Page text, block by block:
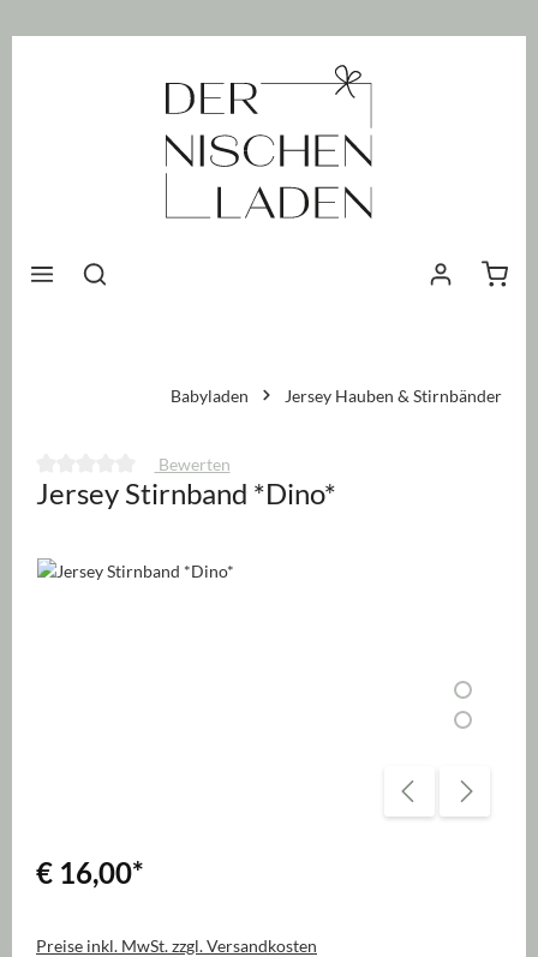
Babyladen Jersey Hauben & Stirnbänder
Durchschnittliche Bewertung von 0 von 5 Sternen
Bewerten
Jersey Stirnband *Dino*
Bildergalerie überspringen
€ 16,00*
Preise inkl. MwSt. zzgl. Versandkosten